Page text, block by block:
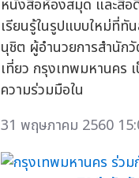
หนังสือห้องสมุด และสื่อ
เรียนรู้ในรูปแบบใหม่ที่ทั
นุชิต ผู้อำนวยการสำนัก
เที่ยว กรุงเทพมหานคร
ความร่วมมือใน
31 พฤษภาคม 2560